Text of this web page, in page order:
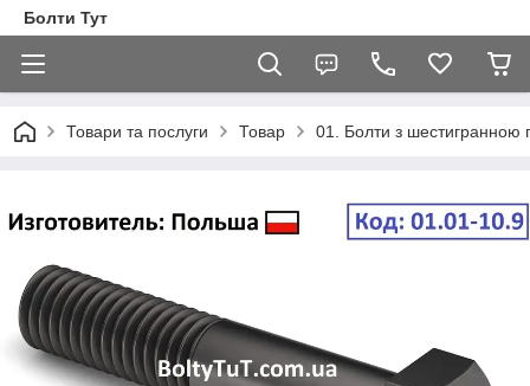
Болти Тут
Товари та послуги Товар 01. Болти з шестигранною